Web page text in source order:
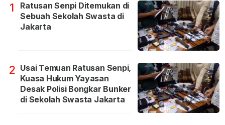
1
Ratusan Senpi Ditemukan di
Sebuah Sekolah Swasta di
Jakarta
2 Usai Temuan Ratusan Senpi,
Kuasa Hukum Yayasan
Desak Polisi Bongkar Bunker
di Sekolah Swasta Jakarta